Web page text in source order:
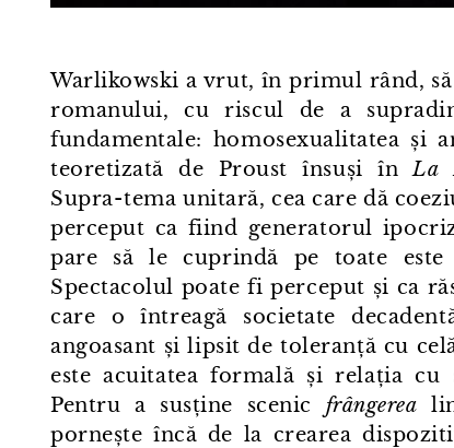
Warlikowski a vrut, în primul rând,
romanului, cu riscul de a
fundamentale: homosexualitatea și
teoretizată de Proust însuși înLa
Supra⁠-⁠tema unitară, cea care dă
perceput ca fiind generatorul
pare să le cuprindă pe toate este
Spectacolul poate fi perceput și ca
care o întreagă societate
angoasant și lipsit de toleranță cu
este acuitatea formală și relația
Pentru a susține scenic frângerea
pornește încă de la crearea